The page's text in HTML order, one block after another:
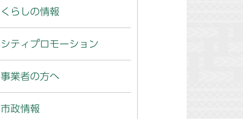
くらしの情報
シティプロモーション
事業者の方へ
市政情報